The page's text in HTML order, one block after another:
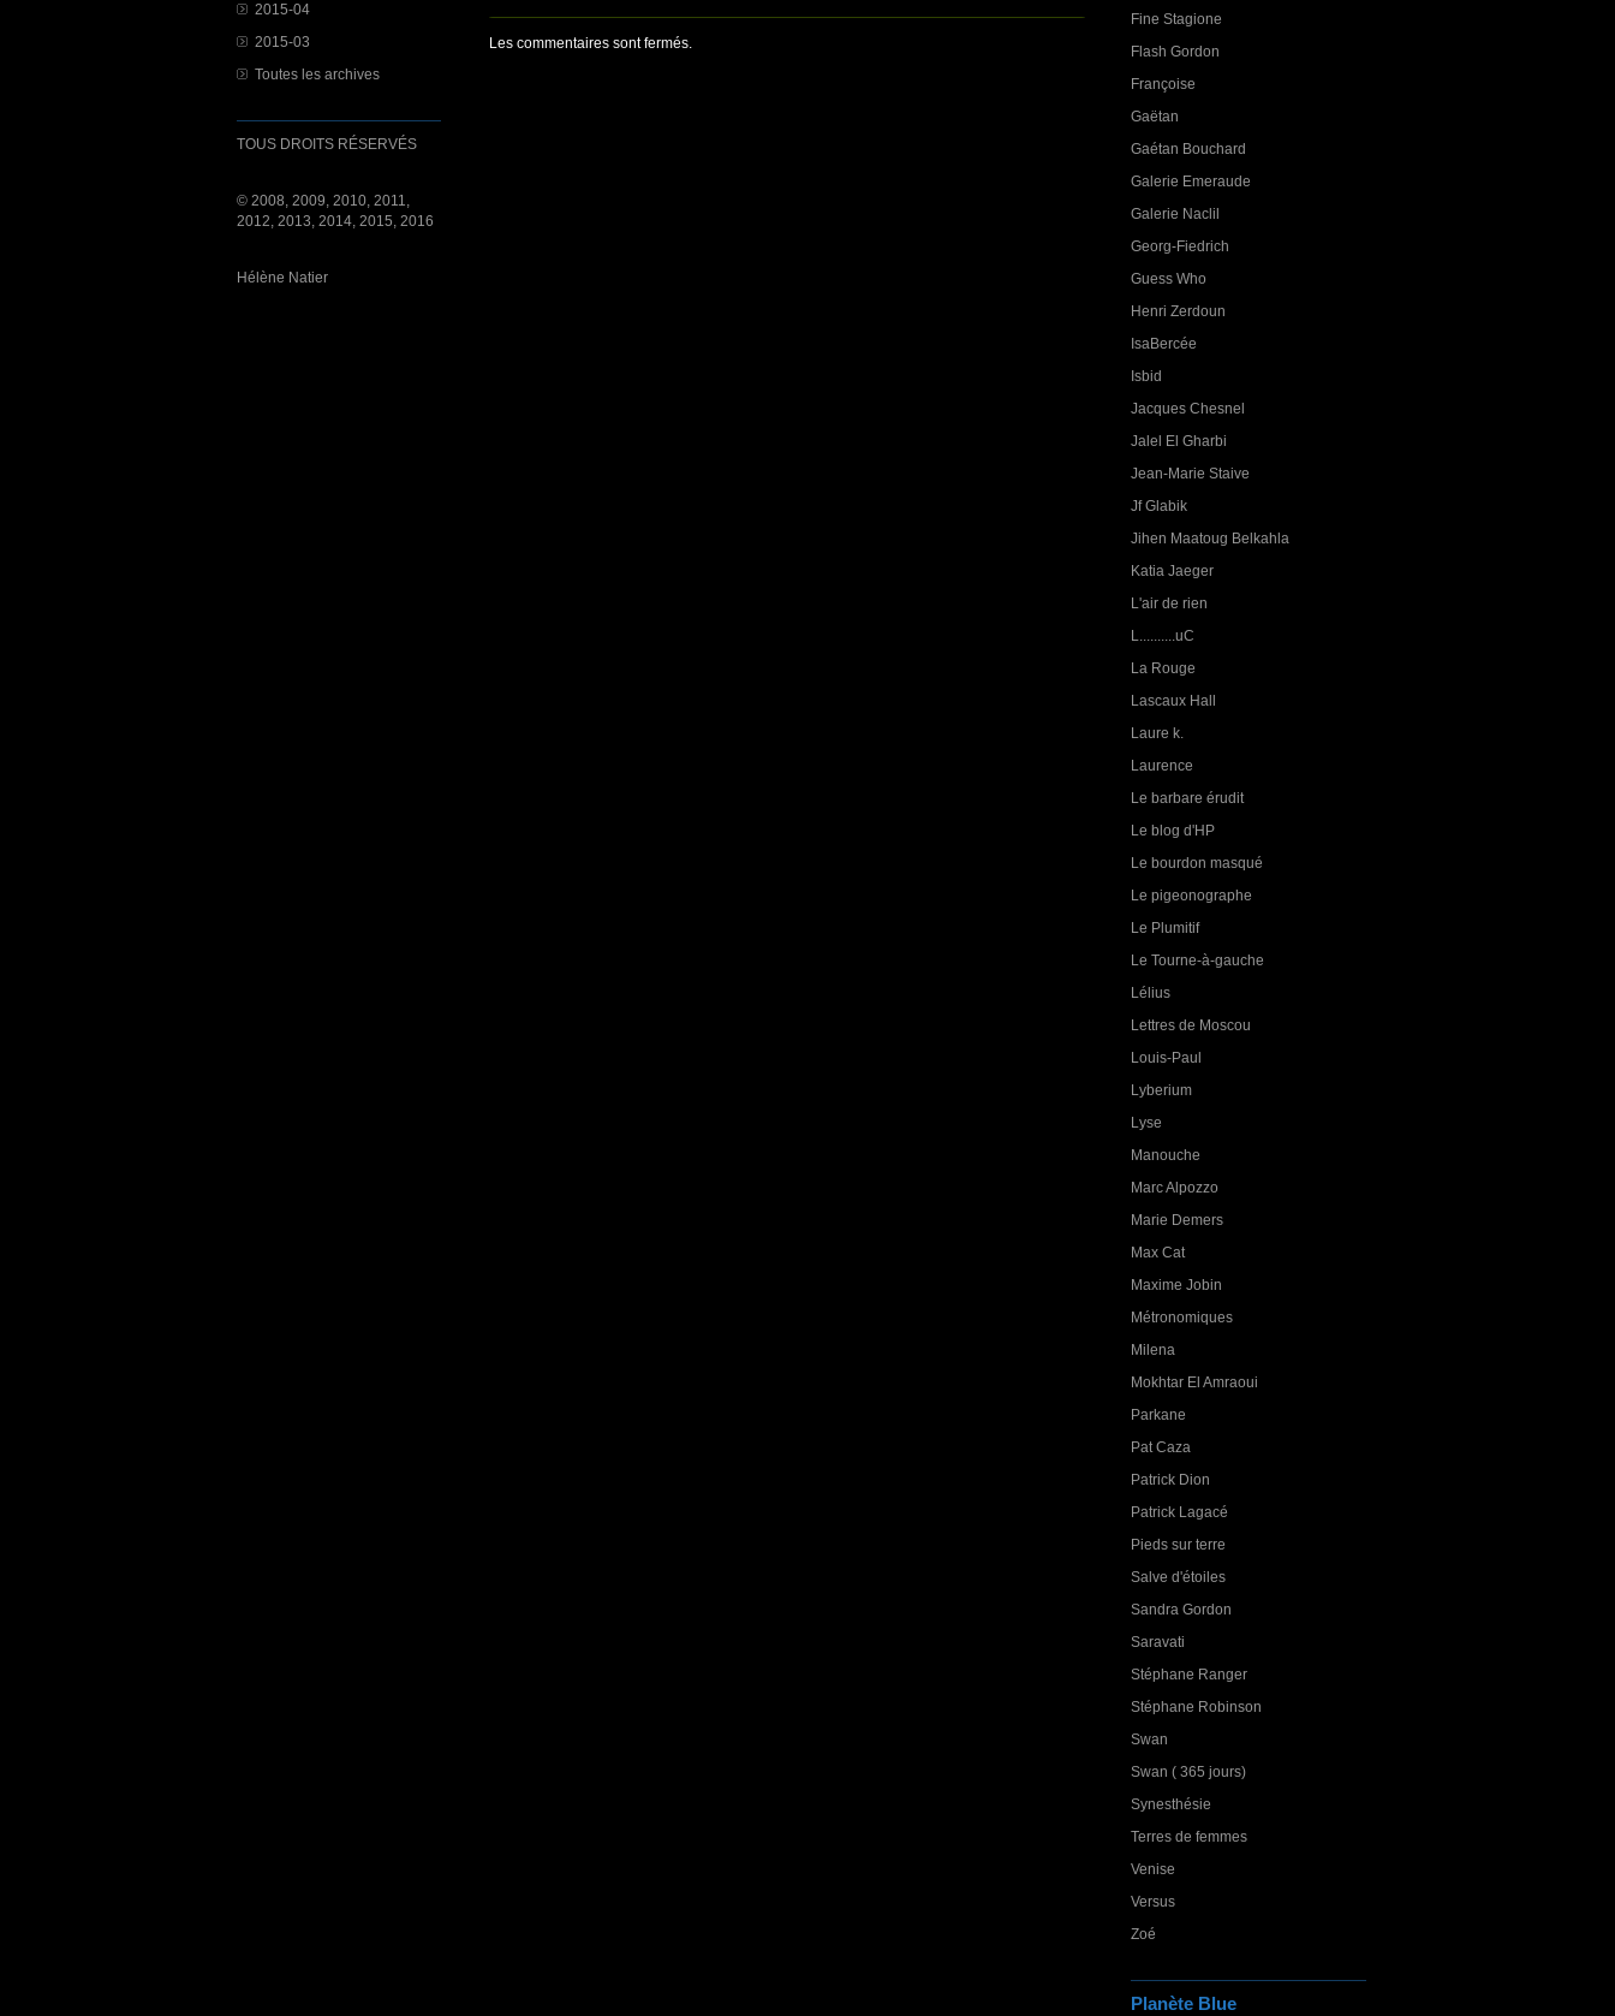
2015-04
2015-03
Toutes les archives
TOUS DROITS RÉSERVÉS
© 2008, 2009, 2010, 2011,
2012, 2013, 2014, 2015, 2016
Hélène Natier
Fine Stagione
Flash Gordon
Françoise
Gaëtan
Gaétan Bouchard
Galerie Emeraude
Galerie Naclil
Georg-Fiedrich
Guess Who
Henri Zerdoun
IsaBercée
Isbid
Jacques Chesnel
Jalel El Gharbi
Jean-Marie Staive
Jf Glabik
Jihen Maatoug Belkahla
Katia Jaeger
L'air de rien
L..........uC
La Rouge
Lascaux Hall
Laure k.
Laurence
Le barbare érudit
Le blog d'HP
Le bourdon masqué
Le pigeonographe
Le Plumitif
Le Tourne-à-gauche
Lélius
Lettres de Moscou
Louis-Paul
Lyberium
Lyse
Manouche
Marc Alpozzo
Marie Demers
Max Cat
Maxime Jobin
Métronomiques
Milena
Mokhtar El Amraoui
Parkane
Pat Caza
Patrick Dion
Patrick Lagacé
Pieds sur terre
Salve d'étoiles
Sandra Gordon
Saravati
Stéphane Ranger
Stéphane Robinson
Swan
Swan ( 365 jours)
Synesthésie
Terres de femmes
Venise
Versus
Zoé
Planète Blue
Les commentaires sont fermés.